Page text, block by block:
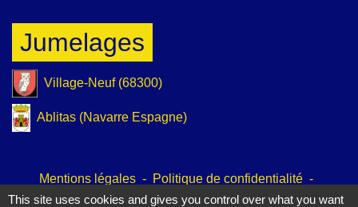
Jumelages
Village-Neuf (68300)
Ablitas (Navarre Espagne)
Mentions légales - Politique de confidentialité -
Accessibilité - Plan du site - Gestion des cookies
This site uses cookies and gives you control over what you want